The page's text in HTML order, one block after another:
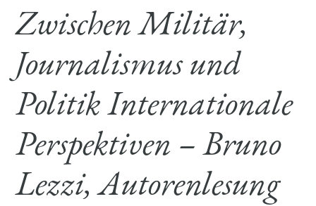
Zwischen Militär,
Journalismus und
Politik Internationale
Perspektiven – Bruno
Lezzi, Autorenlesung